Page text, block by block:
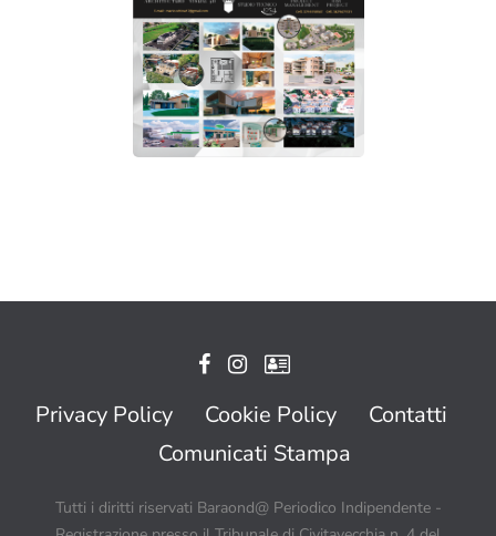
Privacy Policy Cookie Policy
Contatti
Comunicati Stampa
Tutti i diritti riservati Baraond@ Periodico Indipendente -